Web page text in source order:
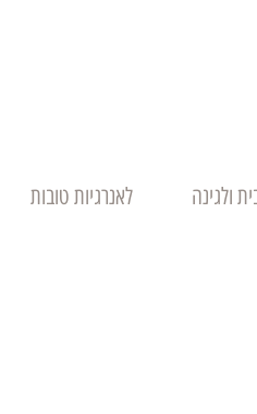
ולגינה לאנרגיות טובות